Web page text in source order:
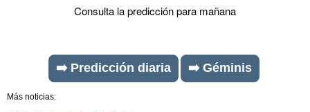
Consulta la predicción para mañana
➡️ Predicción diaria ➡️ Géminis
Más noticias: